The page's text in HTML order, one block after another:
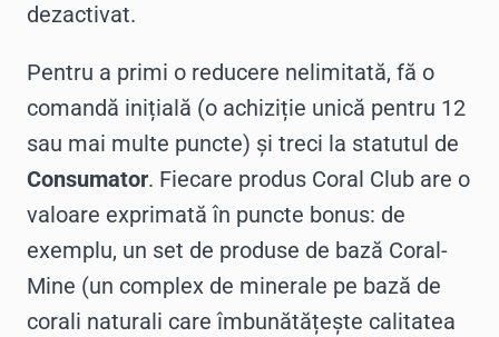
dezactivat.
Pentru a primi o reducere nelimitată, fă o
comandă inițială (o achiziție unică pentru 12
sau mai multe puncte) și treci la statutul de
Consumator. Fiecare produs Coral Club are o
valoare exprimată în puncte bonus: de
exemplu, un set de produse de bază Coral-
Mine (un complex de minerale pe bază de
corali naturali care îmbunătățește calitatea